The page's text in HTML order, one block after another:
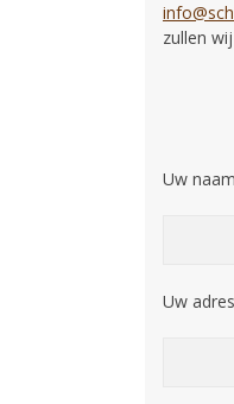
zullen
Uw
Uw adres